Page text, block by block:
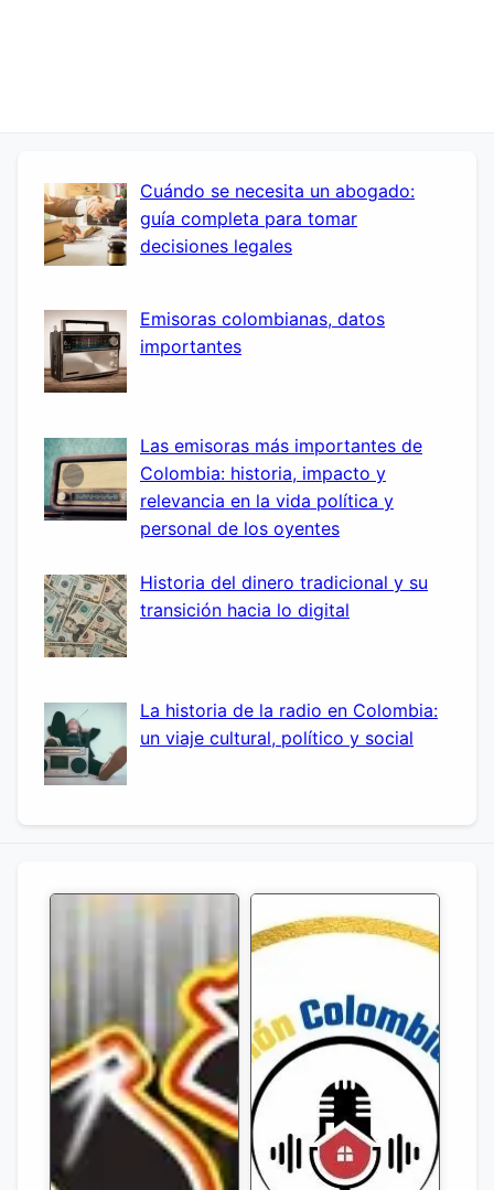
Cuándo se necesita un abogado:
guía completa para tomar
decisiones legales
Emisoras colombianas, datos
importantes
Las emisoras más importantes de
Colombia: historia, impacto y
relevancia en la vida política y
personal de los oyentes
Historia del dinero tradicional y su
transición hacia lo digital
La historia de la radio en Colombia:
un viaje cultural, político y social